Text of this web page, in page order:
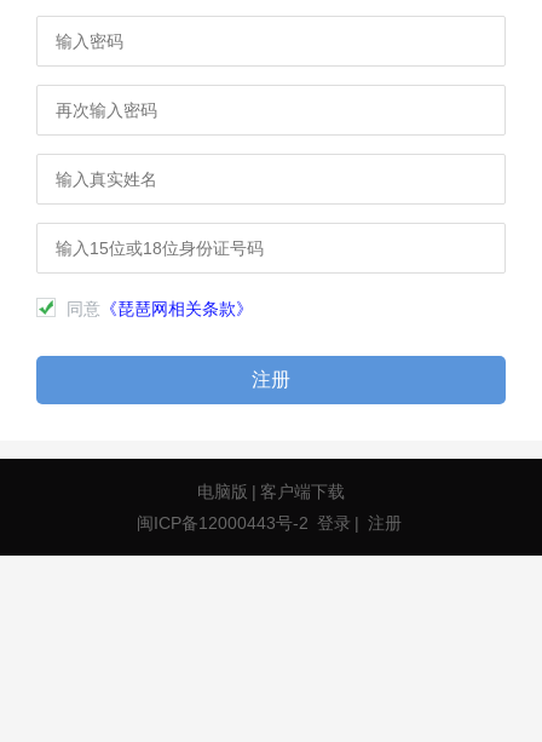
同意 《琵琶网相关条款》
注册
电脑版 | 客户端下载
闽ICP备12000443号-2 登录 | 注册